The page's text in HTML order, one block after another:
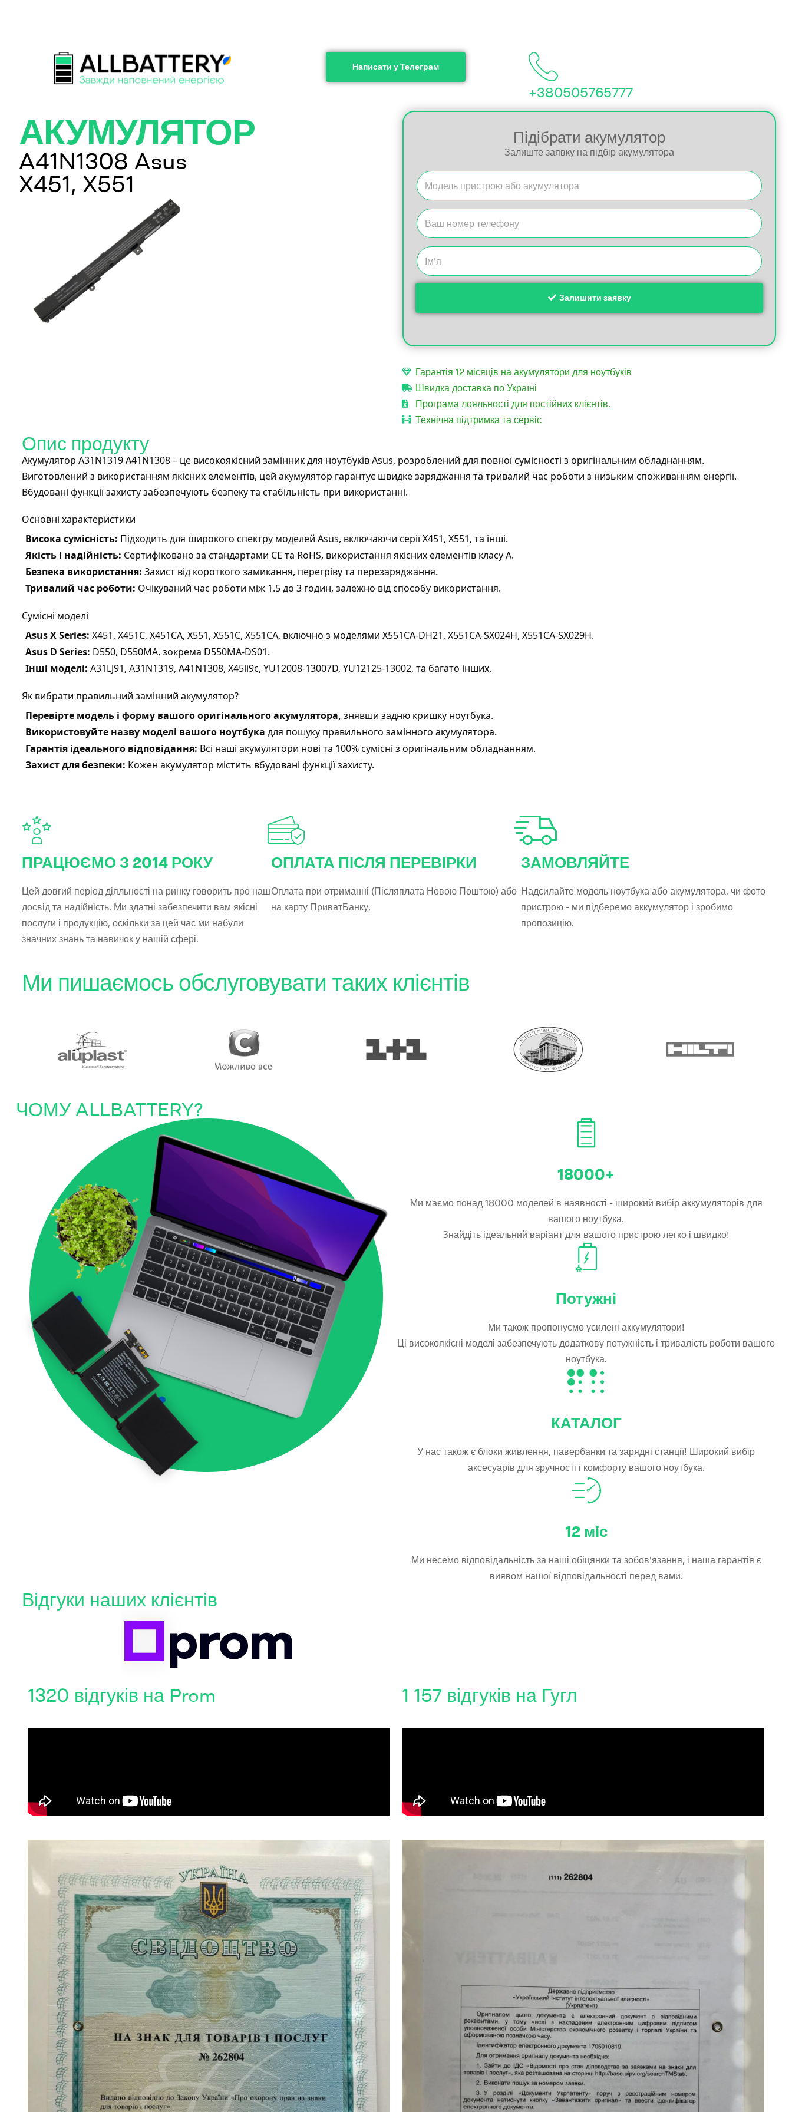
Написати у Телеграм
+380505765777
АКУМУЛЯТОР
A41N1308 Asus
X451, X551
Підібрати акумулятор
Залиште заявку на підбір акумулятора
Залишити заявку
Гарантія 12 місяців на акумулятори для ноутбуків
Швидка доставка по Україні
Програма лояльності для постійних клієнтів.
Технічна підтримка та сервіс
Опис продукту
Акумулятор A31N1319 A41N1308 – це високоякісний замінник для ноутбуків Asus, розроблений для повної сумісності з оригінальним обладнанням.
Виготовлений з використанням якісних елементів, цей акумулятор гарантує швидке заряджання та тривалий час роботи з низьким споживанням енергії.
Вбудовані функції захисту забезпечують безпеку та стабільність при використанні.
Основні характеристики
Висока сумісність: Підходить для широкого спектру моделей Asus, включаючи серії X451, X551, та інші.
Якість і надійність: Сертифіковано за стандартами CE та RoHS, використання якісних елементів класу A.
Безпека використання: Захист від короткого замикання, перегріву та перезаряджання.
Тривалий час роботи: Очікуваний час роботи між 1.5 до 3 годин, залежно від способу використання.
Сумісні моделі
Asus X Series: X451, X451C, X451CA, X551, X551C, X551CA, включно з моделями X551CA-DH21, X551CA-SX024H, X551CA-SX029H.
Asus D Series: D550, D550MA, зокрема D550MA-DS01.
Інші моделі: A31LJ91, A31N1319, A41N1308, X45li9c, YU12008-13007D, YU12125-13002, та багато інших.
Як вибрати правильний замінний акумулятор?
Перевірте модель і форму вашого оригінального акумулятора, знявши задню кришку ноутбука.
Використовуйте назву моделі вашого ноутбука для пошуку правильного замінного акумулятора.
Гарантія ідеального відповідання: Всі наші акумулятори нові та 100% сумісні з оригінальним обладнанням.
Захист для безпеки: Кожен акумулятор містить вбудовані функції захисту.
ПРАЦЮЄМО З 2014 РОКУ
Цей довгий період діяльності на ринку говорить про наш
досвід та надійність. Ми здатні забезпечити вам якісні
послуги і продукцію, оскільки за цей час ми набули
значних знань та навичок у нашій сфері.
ОПЛАТА ПІСЛЯ ПЕРЕВІРКИ
Оплата при отриманні (Післяплата Новою Поштою) або
на карту ПриватБанку,
ЗАМОВЛЯЙТЕ
Надсилайте модель ноутбука або акумулятора, чи фото
пристрою - ми підберемо аккумулятор і зробимо
пропозицію.
Ми пишаємось обслуговувати таких клієнтів
ЧОМУ ALLBATTERY?
18000+
Ми маємо понад 18000 моделей в наявності - широкий вибір аккумуляторів для
вашого ноутбука.
Знайдіть ідеальний варіант для вашого пристрою легко і швидко!
Потужні
Ми також пропонуємо усилені аккумулятори!
Ці високоякісні моделі забезпечують додаткову потужність і тривалість роботи вашого
ноутбука.
КАТАЛОГ
У нас також є блоки живлення, павербанки та зарядні станції! Широкий вибір
аксесуарів для зручності і комфорту вашого ноутбука.
12 мiс
Ми несемо відповідальність за наші обіцянки та зобов'язання, і наша гарантія є
виявом нашої відповідальності перед вами.
Відгуки наших клієнтів
1320 відгуків на Prom 1 157 відгуків на Гугл